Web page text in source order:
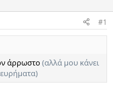
#1
άρρωστο(αλλά μου κάνει